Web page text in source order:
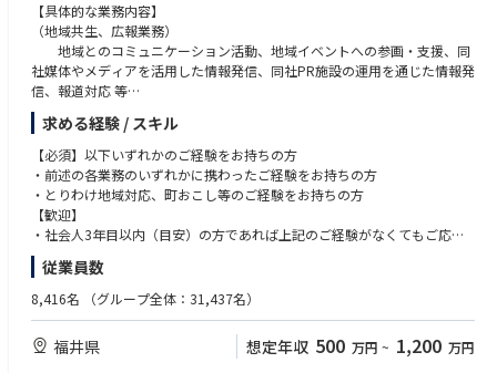
【具体的な業務内容】
（地域共生、広報業務）
地域とのコミュニケーション活動、地域イベントへの参画・支援、同
社媒体やメディアを活用した情報発信、同社PR施設の運用を通じた情報発
信、報道対応 等
（人事、労務）
人事、要員計画、採用、教育、労務、健康、安全、厚生 等
（総務）
用地、秘書、環境、庶務、文書 等
（経理）
予算、決算、収支計画 等
求める経験 / スキル
【必須】以下いずれかのご経験をお持ちの方
・前述の各業務のいずれかに携わったご経験をお持ちの方
・とりわけ地域対応、町おこし等のご経験をお持ちの方
【歓迎】
・社会人3年目以内（目安）の方であれば上記のご経験がなくてもご応募
可能です
・Uターン勤務歓迎
従業員数
8,416名 （グループ全体：31,437名）
福井県 想定年収 500 万円 ~ 1,200 万円